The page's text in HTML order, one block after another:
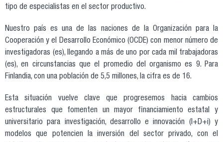
tipo de especialistas en el sector productivo.
Nuestro país es una de las naciones de la Organización para la
Cooperación y el Desarrollo Económico​ (OCDE) con menor número de
investigadoras (es), llegando a más de uno por cada mil trabajadoras
(es), en circunstancias que el promedio del organismo es 9. Para
Finlandia, con una población de 5,5 millones, la cifra es de 16.
Esta situación vuelve clave que progresemos hacia cambios
estructurales que fomenten un mayor financiamiento estatal y
universitario para investigación, desarrollo e innovación (I+D+i) y
modelos que potencien la inversión del sector privado, con el